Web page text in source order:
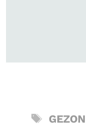
TAGS